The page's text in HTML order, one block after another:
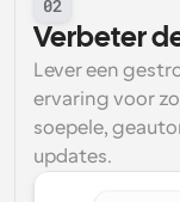
02
Verbeter
Lever een
ervaring voor
soepele,
updates.